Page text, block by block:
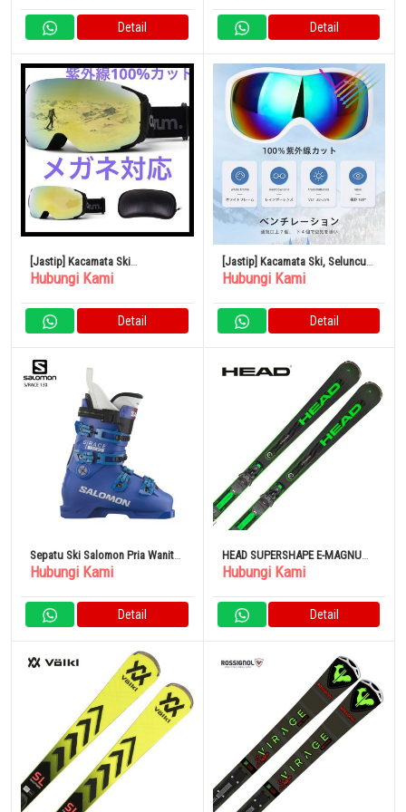
Detail Detail
[Jastip] Kacamata Ski
Snowboarding Anti-Kabut
Hubungi Kami
Detail
[Jastip] Kacamata Ski, Seluncur
Salju, Uniseks, Pelindung UV
Hubungi Kami
Detail
Sepatu Ski Salomon Pria Wanita
S/RACE 130 / Esrace 130
Hubungi Kami
Detail
HEAD SUPERSHAPE E-MAGNUM
+ Superflex PR Base rendah +
Hubungi Kami
Detail